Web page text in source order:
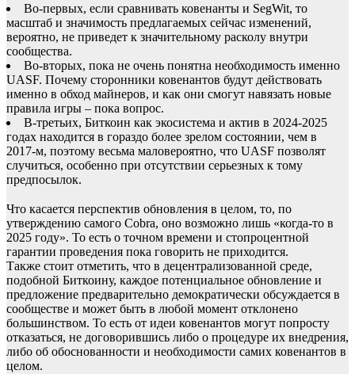
Во-первых, если сравнивать ковенанты и SegWit, то
масштаб и значимость предлагаемых сейчас изменений,
вероятно, не приведет к значительному расколу внутри
сообщества.
Во-вторых, пока не очень понятна необходимость именно
UASF. Почему сторонники ковенантов будут действовать
именно в обход майнеров, и как они смогут навязать новые
правила игры – пока вопрос.
В-третьих, Биткоин как экосистема и актив в 2024-2025
годах находится в гораздо более зрелом состоянии, чем в
2017-м, поэтому весьма маловероятно, что UASF позволят
случиться, особенно при отсутствии серьезных к тому
предпосылок.
Что касается перспектив обновления в целом, то, по
утверждению самого Cobra, оно возможно лишь «когда-то в
2025 году». То есть о точном времени и стопроцентной
гарантии проведения пока говорить не приходится.
Также стоит отметить, что в децентрализованной среде,
подобной Биткоину, каждое потенциальное обновление и
предложение предварительно демократически обсуждается в
сообществе и может быть в любой момент отклонено
большинством. То есть от идеи ковенантов могут попросту
отказаться, не договорившись либо о процедуре их внедрения,
либо об обоснованности и необходимости самих ковенантов в
целом.